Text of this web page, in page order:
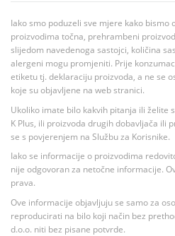
Iako smo poduzeli sve mjere kako
proizvodima točna, prehrambeni
slijedom navedenoga sastojci, količina
alergeni mogu promjeniti. Prije
etiketu tj. deklaraciju proizvoda, a ne se
koje su objavljene na web stranici.
Ukoliko imate bilo kakvih pitanja ili želite
K Plus, ili proizvoda drugih dobavljača ili
se s povjerenjem na Službu za Korisnike.
Iako se informacije o proizvodima
nije odgovoran za netočne informacije.
prava.
Ove informacije objavljuju se samo za
reproducirati na bilo koji način bez
d.o.o. niti bez pisane potvrde.